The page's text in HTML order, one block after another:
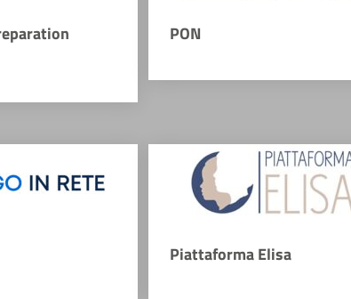
PON
Piattaforma Elisa